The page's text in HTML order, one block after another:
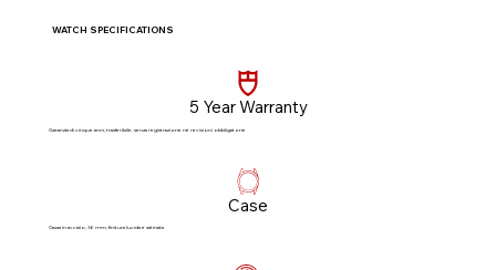
WATCH SPECIFICATIONS
5 Year Warranty
Garanzia di cinque anni, trasferibile, senza registrazione né revisioni obbligatorie​
Case
Cassa in acciaio, 36 mm, finitura lucida e satinata